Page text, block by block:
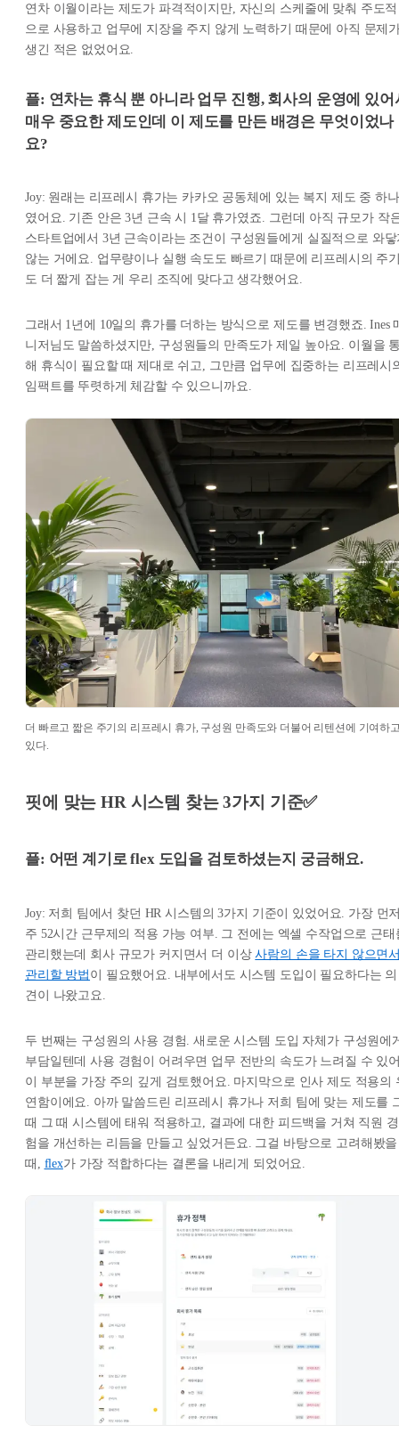
연차 이월이라는 제도가 파격적이지만, 자신의 스케줄에 맞춰 주도적
으로 사용하고 업무에 지장을 주지 않게 노력하기 때문에 아직 문제
생긴 적은 없었어요.
플: 연차는 휴식 뿐 아니라 업무 진행, 회사의 운영에 있어
매우 중요한 제도인데 이 제도를 만든 배경은 무엇이었나
요?
Joy: 원래는 리프레시 휴가는 카카오 공동체에 있는 복지 제도 중 하나
였어요. 기존 안은 3년 근속 시 1달 휴가였죠. 그런데 아직 규모가 작
스타트업에서 3년 근속이라는 조건이 구성원들에게 실질적으로 와닿
않는 거에요. 업무량이나 실행 속도도 빠르기 때문에 리프레시의 주
도 더 짧게 잡는 게 우리 조직에 맞다고 생각했어요.
그래서 1년에 10일의 휴가를 더하는 방식으로 제도를 변경했죠. Ines
니저님도 말씀하셨지만, 구성원들의 만족도가 제일 높아요. 이월을
해 휴식이 필요할 때 제대로 쉬고, 그만큼 업무에 집중하는 리프레시
임팩트를 뚜렷하게 체감할 수 있으니까요.
더 빠르고 짧은 주기의 리프레시 휴가, 구성원 만족도와 더불어 리텐션에 기여하
있다.
핏에 맞는 HR 시스템 찾는 3가지 기준✅
플: 어떤 계기로 flex 도입을 검토하셨는지 궁금해요.
Joy: 저희 팀에서 찾던 HR 시스템의 3가지 기준이 있었어요. 가장 먼
주 52시간 근무제의 적용 가능 여부. 그 전에는 엑셀 수작업으로 근태
관리했는데 회사 규모가 커지면서 더 이상사람의 손을 타지 않으면
관리할 방법 이 필요했어요. 내부에서도 시스템 도입이 필요하다는 의
견이 나왔고요.
두 번째는 구성원의 사용 경험. 새로운 시스템 도입 자체가 구성원에
부담일텐데 사용 경험이 어려우면 업무 전반의 속도가 느려질 수 있
이 부분을 가장 주의 깊게 검토했어요. 마지막으로 인사 제도 적용의
연함이에요. 아까 말씀드린 리프레시 휴가나 저희 팀에 맞는 제도를
때 그 때 시스템에 태워 적용하고, 결과에 대한 피드백을 거쳐 직원 경
험을 개선하는 리듬을 만들고 싶었거든요. 그걸 바탕으로 고려해봤을
때, flex가 가장 적합하다는 결론을 내리게 되었어요.